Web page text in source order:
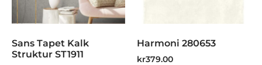
Sans Tapet Kalk
Struktur ST1911
Harmoni 280653
kr379.00